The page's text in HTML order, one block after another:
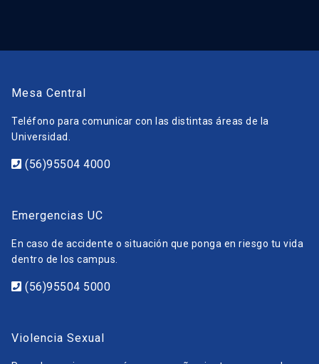
Mesa Central
Teléfono para comunicar con las distintas áreas de la
Universidad.
(56)95504 4000
Emergencias UC
En caso de accidente o situación que ponga en riesgo tu vida
dentro de los campus.
(56)95504 5000
Violencia Sexual